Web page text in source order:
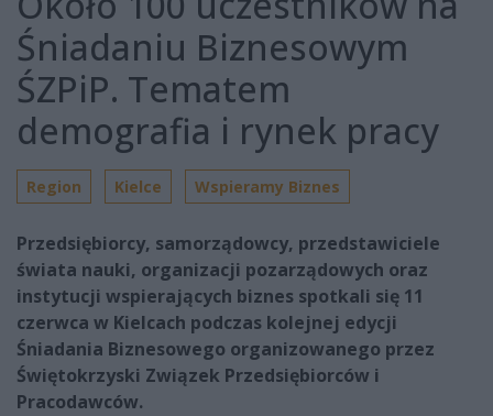
Śniadaniu Biznesowym
ŚZPiP. Tematem
demografia i rynek pracy
Region Kielce Wspieramy Biznes
Przedsiębiorcy, samorządowcy, przedstawiciele
świata nauki, organizacji pozarządowych oraz
instytucji wspierających biznes spotkali się 11
czerwca w Kielcach podczas kolejnej edycji
Śniadania Biznesowego organizowanego przez
Świętokrzyski Związek Przedsiębiorców i
Pracodawców.